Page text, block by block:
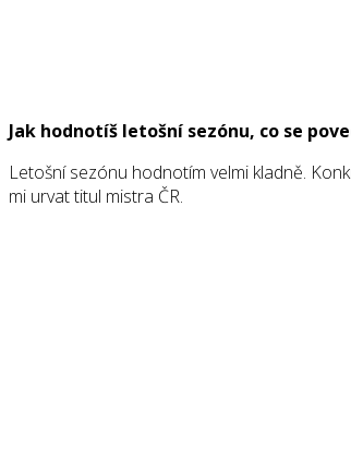
Jak hodnotíš letošní sezónu, co se
Letošní sezónu hodnotím velmi kladně.
mi urvat titul mistra ČR.